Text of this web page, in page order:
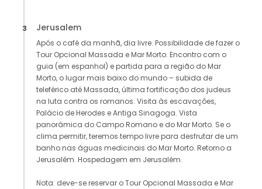
3 Jerusalem
Após o café da manhã, dia livre. Possibilidade de fazer o
Tour Opcional Massada e Mar Morto. Encontro com o
guia (em espanhol) e partida para a região do Mar
Morto, o lugar mais baixo do mundo – subida de
teleférico até Massada, última fortificação dos judeus
na luta contra os romanos. Visita às escavações,
Palácio de Herodes e Antiga Sinagoga. Vista
panorâmica do Campo Romano e do Mar Morto. Se o
clima permitir, teremos tempo livre para desfrutar de um
banho nas águas medicinais do Mar Morto. Retorno a
Jerusalém. Hospedagem em Jerusalém.
Nota: deve-se reservar o Tour Opcional Massada e Mar